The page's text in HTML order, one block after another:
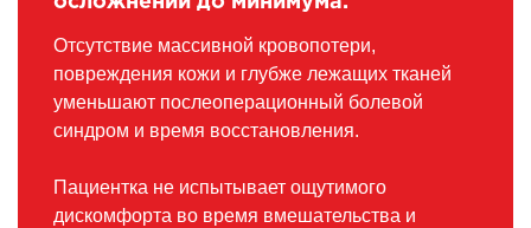
Отсутствие массивной кровопотери,
повреждения кожи и глубже лежащих тканей
уменьшают послеоперационный болевой
синдром и время восстановления.
Пациентка не испытывает ощутимого
дискомфорта во время вмешательства и